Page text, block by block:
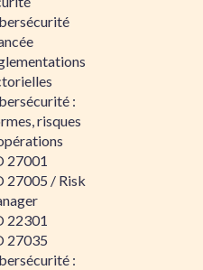
:
risques
27001
27005 / Risk
22301
27035
: